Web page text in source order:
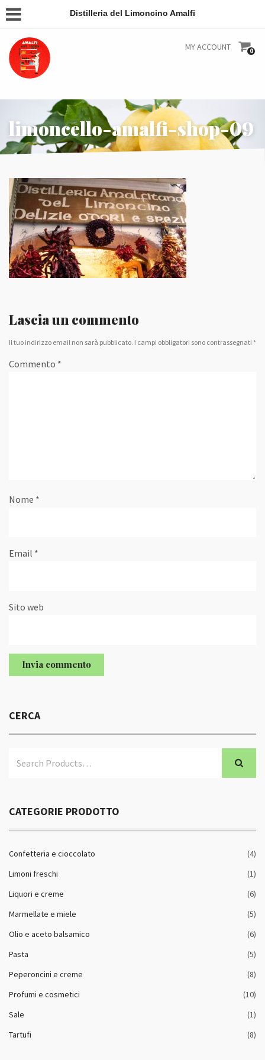
Distilleria del Limoncino Amalfi
MY ACCOUNT 0
limoncello-amalfi-shop-09
Lascia un commento
Il tuo indirizzo email non sarà pubblicato. I campi obbligatori sono contrassegnati *
Commento *
Nome *
Email *
Sito web
CERCA
for:
CATEGORIE PRODOTTO
Confetteria e cioccolato
(4)
Limoni freschi
(1)
Liquori e creme
(6)
Marmellate e miele
(5)
Olio e aceto balsamico
(6)
Pasta
(5)
Peperoncini e creme
(8)
Profumi e cosmetici
(10)
Sale
(1)
Tartufi
(8)